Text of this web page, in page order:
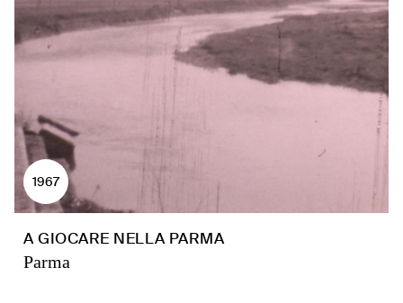
1967
A GIOCARE NELLA PARMA
Parma